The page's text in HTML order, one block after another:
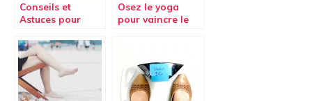
Conseils et
Astuces pour
de dos
Osez le yoga
pour vaincre le